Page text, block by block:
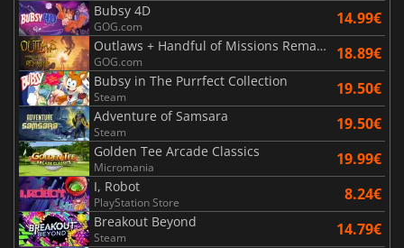
Bubsy 4D
GOG.com 14.99€
Outlaws + Handful of Missions Remaster
GOG.com 18.89€
Bubsy in The Purrfect Collection
Steam 19.50€
Adventure of Samsara
Steam 19.50€
Golden Tee Arcade Classics
Micromania 19.99€
I, Robot
PlayStation Store 8.24€
Breakout Beyond
Steam 14.79€